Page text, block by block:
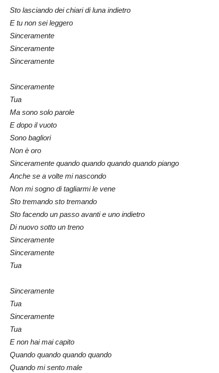
Sto lasciando dei chiari di luna indietro
E tu non sei leggero
Sinceramente
Sinceramente
Sinceramente
Sinceramente
Tua
Ma sono solo parole
E dopo il vuoto
Sono bagliori
Non è oro
Sinceramente quando quando quando quando piango
Anche se a volte mi nascondo
Non mi sogno di tagliarmi le vene
Sto tremando sto tremando
Sto facendo un passo avanti e uno indietro
Di nuovo sotto un treno
Sinceramente
Sinceramente
Tua
Sinceramente
Tua
Sinceramente
Tua
E non hai mai capito
Quando quando quando quando
Quando mi sento male